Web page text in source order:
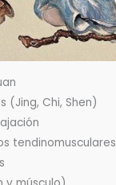
(Jing, Chi, Shen)
tendinomusculares